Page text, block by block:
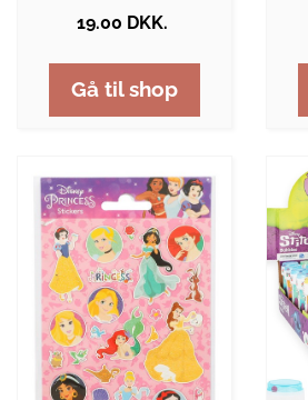
19.00 DKK.
Gå til shop